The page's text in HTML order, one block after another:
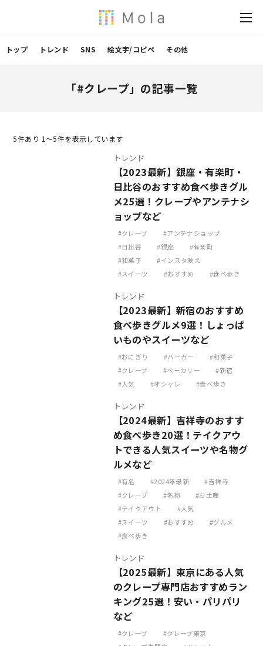
トップ トレンド SNS 絵文字/コピペ その他
「#クレープ」の記事一覧
5件あり 1〜5件を表示しています
トレンド
【2023最新】銀座・有楽町・
日比谷のおすすめ食べ歩きグル
メ25選！クレープやアンテナシ
ョップなど
クレープ
アンテナショップ
日比谷
銀座
有楽町
和菓子
インスタ映え
スイーツ
おすすめ 食べ歩き
トレンド
【2023最新】新宿のおすすめ
食べ歩きグルメ9選！しょっぱ
いものやスイーツなど
おにぎり バーガー
和菓子
クレープ
ベーカリー
新宿
人気
オシャレ 食べ歩き
トレンド
【2024最新】吉祥寺のおすす
め食べ歩き20選！テイクアウ
トできる人気スイーツや名物グ
ルメなど
有名 2024年最新
吉祥寺
クレープ
名物
お土産
テイクアウト
人気
スイーツ
おすすめ
グルメ
食べ歩き
トレンド
【2025最新】東京にある人気
のクレープ専門店おすすめラン
キング25選！安い・パリパリ
など
クレープ
クレープ東京